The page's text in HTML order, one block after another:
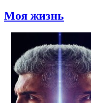
Моя жизнь